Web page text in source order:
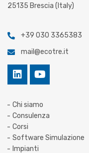
25135 Brescia (Italy)
+39 030 3365383
mail@ecotre.it
Chi siamo
Consulenza
Corsi
Software Simulazione
Impianti